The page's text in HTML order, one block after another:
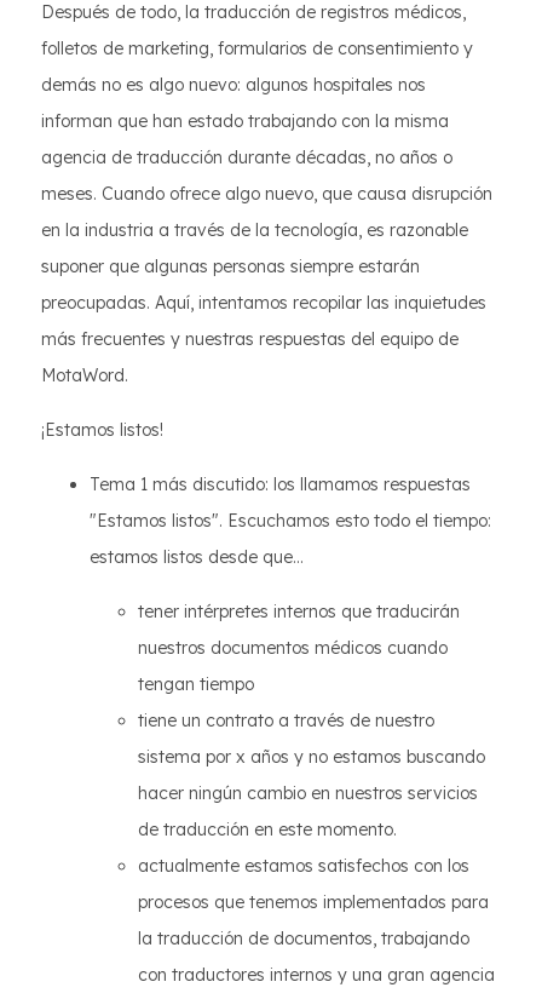
Después de todo, la traducción de registros médicos,
folletos de marketing, formularios de consentimiento y
demás no es algo nuevo: algunos hospitales nos
informan que han estado trabajando con la misma
agencia de traducción durante décadas, no años o
meses. Cuando ofrece algo nuevo, que causa disrupción
en la industria a través de la tecnología, es razonable
suponer que algunas personas siempre estarán
preocupadas. Aquí, intentamos recopilar las inquietudes
más frecuentes y nuestras respuestas del equipo de
MotaWord.
¡Estamos listos!
Tema 1 más discutido: los llamamos respuestas
"Estamos listos". Escuchamos esto todo el tiempo:
estamos listos desde que...
tener intérpretes internos que traducirán
nuestros documentos médicos cuando
tengan tiempo
tiene un contrato a través de nuestro
sistema por x años y no estamos buscando
hacer ningún cambio en nuestros servicios
de traducción en este momento.
actualmente estamos satisfechos con los
procesos que tenemos implementados para
la traducción de documentos, trabajando
con traductores internos y una gran agencia